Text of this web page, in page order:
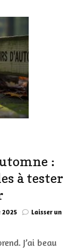
:
à tester
2025
Laisser un
J’ai beau